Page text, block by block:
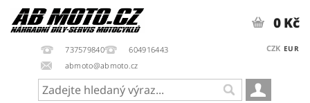
737579840
604916443
abmoto@abmoto.cz
CZK EUR
0 Kč